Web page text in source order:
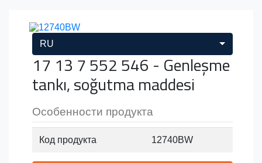
RU
17 13 7 552 546 - Genleşme
tankı, soğutma maddesi
Особенности продукта
Код продукта 12740BW